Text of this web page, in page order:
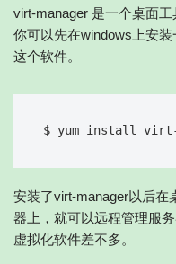
virt-manager 是一个桌面工
你可以先在windows上安
这个软件。
安装了virt-manager以后在
器上，就可以远程管理服
虚拟化软件差不多。